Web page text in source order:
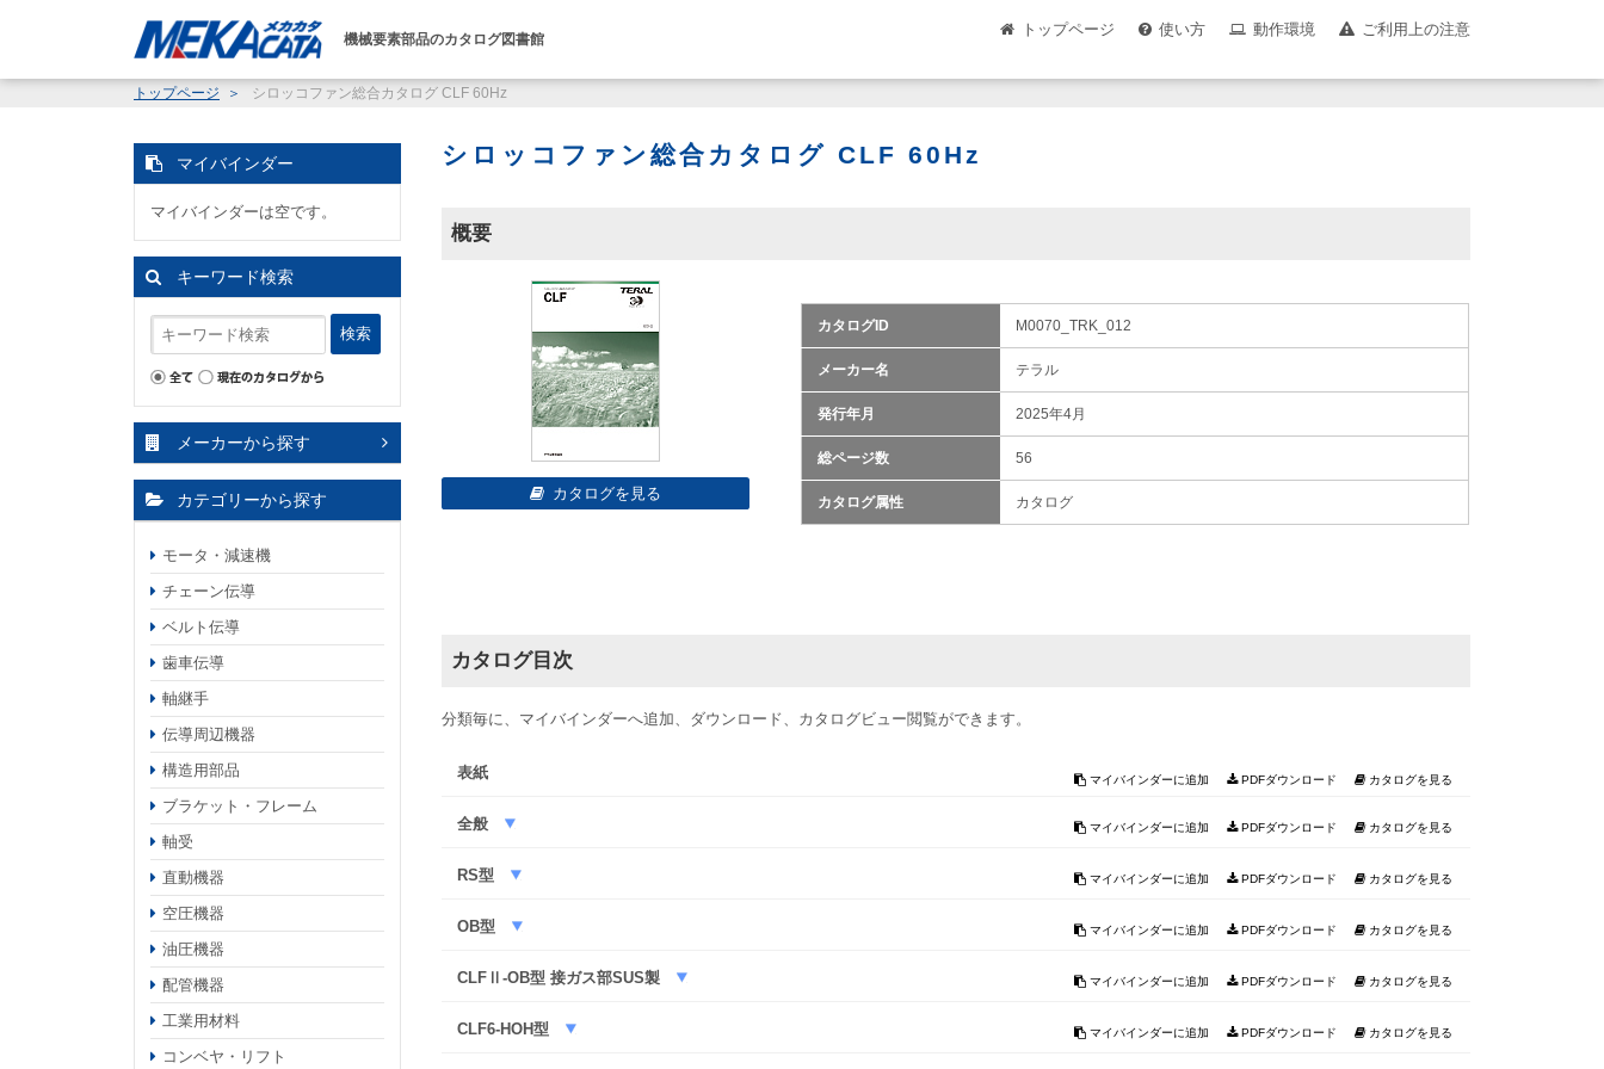
機械要素部品のカタログ図書館
トップページ 使い方 動作環境 ご利用上の注意
トップページ シロッコファン総合カタログ CLF 60Hz
シロッコファン総合カタログ CLF 60Hz
概要
カタログID M0070_TRK_012
メーカー名 テラル
発行年月 2025年4月
総ページ数 56
カタログ属性 カタログ
カタログ目次
分類毎に、マイバインダーへ追加、ダウンロード、カタログビュー閲覧ができます。
表紙 マイバインダーに追加 PDFダウンロード カタログを見る
全般 マイバインダーに追加 PDFダウンロード カタログを見る
RS型 マイバインダーに追加 PDFダウンロード カタログを見る
OB型 マイバインダーに追加 PDFダウンロード カタログを見る
CLFⅡ-OB型 接ガス部SUS製 マイバインダーに追加 PDFダウンロード カタログを見る
CLF6-HOH型 マイバインダーに追加 PDFダウンロード カタログを見る
マイバインダー
マイバインダーは空です。
キーワード検索
検索
メーカーから探す
カテゴリーから探す
モータ・減速機
チェーン伝導
ベルト伝導
歯車伝導
軸継手
伝導周辺機器
構造用部品
ブラケット・フレーム
軸受
直動機器
空圧機器
油圧機器
配管機器
工業用材料
コンベヤ・リフト